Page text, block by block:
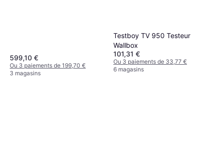
599,10 €
Ou 3 paiements de 199,70 €
3 magasins
Testboy TV 950 Testeur
Wallbox
101,31 €
Ou 3 paiements de 33,77 €
6 magasins